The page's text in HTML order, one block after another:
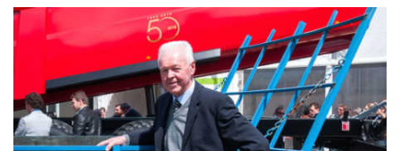
v
o
y
e
u